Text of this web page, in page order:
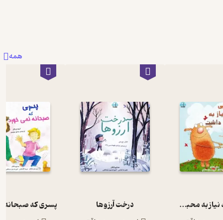
همه
هیولایی که نیاز به محبت داشت درخت آرزوها